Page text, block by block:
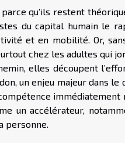
qu’ils restent
du capital humain le
et en mobilité. Or,
chez les adultes qui
elles découpent
un enjeu majeur dans le
immédiatement
un accélérateur,
personne.